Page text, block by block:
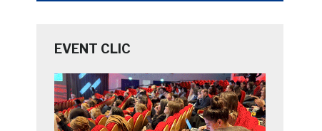
EVENT CLIC